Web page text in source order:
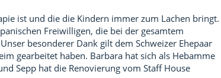
ist und die die Kindern immer zum Lachen bringt.
Freiwilligen, die bei der gesamtem
besonderer Dank gilt dem Schweizer Ehepaar
gearbeitet haben. Barbara hat sich als Hebamme
Sepp hat die Renovierung vom Staff House